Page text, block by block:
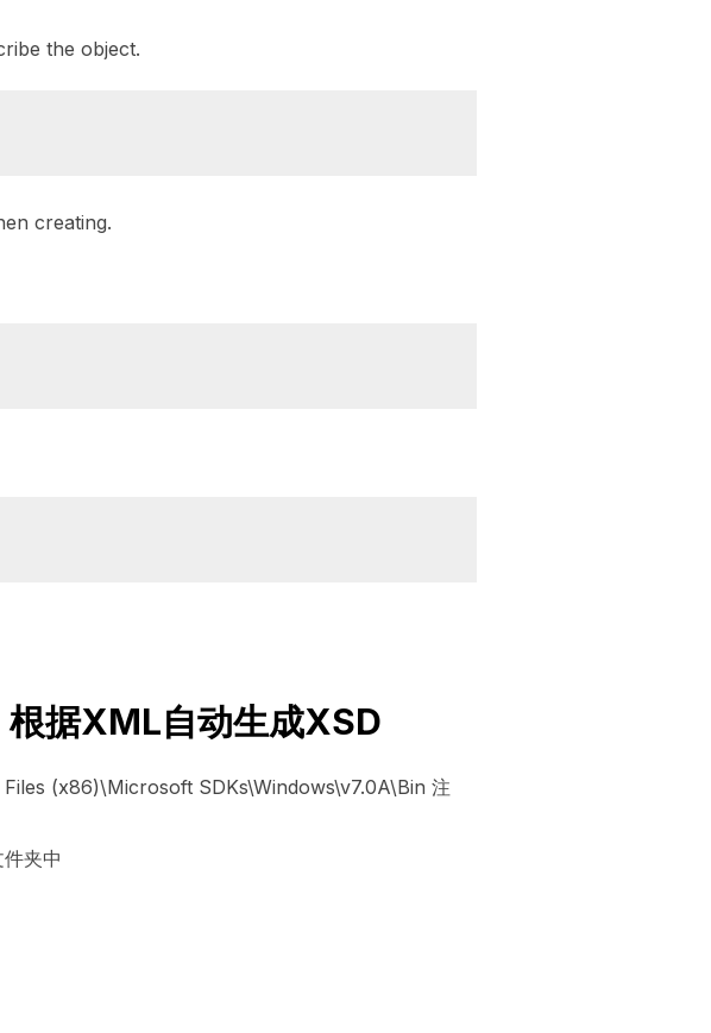
the object.
creating.
据XML自动生成XSD
Files (x86)\Microsoft SDKs\Windows\v7.0A\Bin 注
夹中